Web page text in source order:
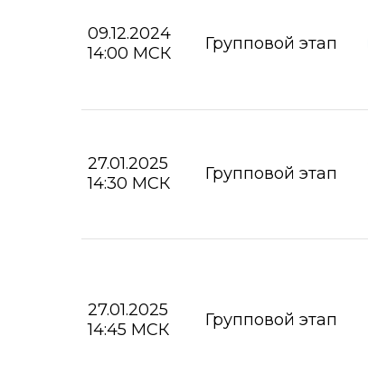
09.12.2024
14:00 МСК
Групповой этап
27.01.2025
14:30 МСК
Групповой этап
27.01.2025
14:45 МСК
Групповой этап